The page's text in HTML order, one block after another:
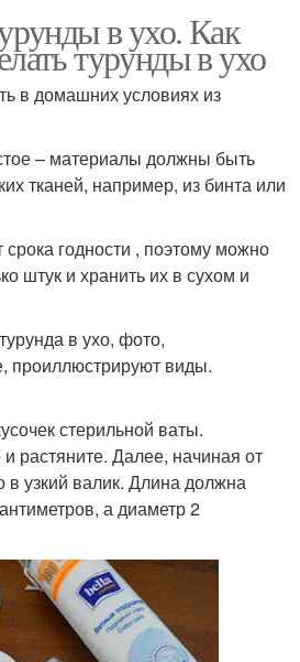
в ухо. Как
турунды в ухо
в домашних условиях из
– материалы должны быть
тканей, например, из бинта или
годности , поэтому можно
штук и хранить их в сухом и
в ухо, фото,
проиллюстрируют виды.
стерильной ваты.
растяните. Далее, начиная от
в узкий валик. Длина должна
а диаметр 2